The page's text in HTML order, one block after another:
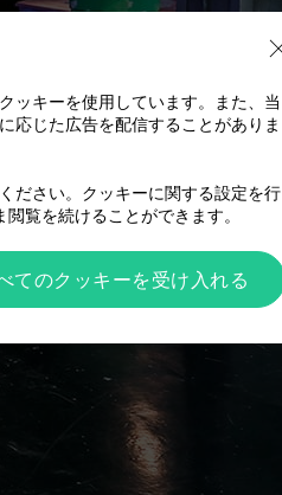
ッキーを使用しています。また、当
応じた広告を配信することがありま
ださい。クッキーに関する設定を行
覧を続けることができます。
てのクッキーを受け入れる